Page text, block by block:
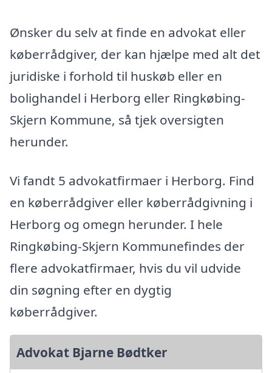
Ønsker du selv at finde en advokat eller
køberrådgiver, der kan hjælpe med alt det
juridiske i forhold til huskøb eller en
bolighandel i Herborg eller Ringkøbing-
Skjern Kommune, så tjek oversigten
herunder.
Vi fandt 5 advokatfirmaer i Herborg. Find
en køberrådgiver eller køberrådgivning i
Herborg og omegn herunder. I hele
Ringkøbing-Skjern Kommunefindes der
flere advokatfirmaer, hvis du vil udvide
din søgning efter en dygtig
køberrådgiver.
Advokat Bjarne Bødtker